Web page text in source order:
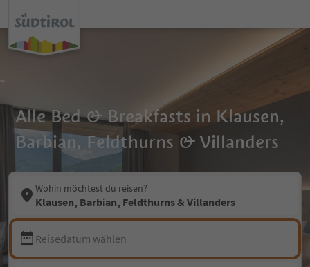
Alle Bed & Breakfasts in Klausen,
Barbian, Feldthurns & Villanders
Wohin möchtest du reisen?
Klausen, Barbian, Feldthurns & Villanders
Reisedatum wählen